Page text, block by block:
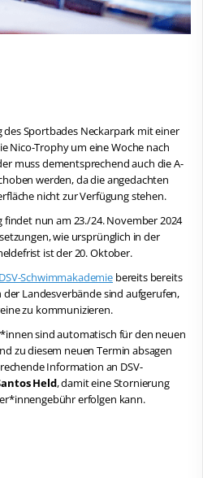
Sportbades Neckarpark mit einer
Nico-Trophy um eine Woche nach
muss dementsprechend auch die A-
werden, da die angedachten
nicht zur Verfügung stehen.
nun am 23./24. November 2024
wie ursprünglich in der
ist der 20. Oktober.
DSV-Schwimmakademie bereits bereits
Landesverbände sind aufgerufen,
zu kommunizieren.
sind automatisch für den neuen
zu diesem neuen Termin absagen
Information an DSV-
Held, damit eine Stornierung
erfolgen kann.